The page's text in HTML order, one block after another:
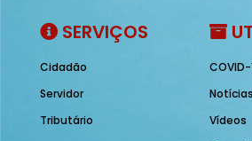
SERVIÇOS
Cidadão
Servidor
Tributário
COVID-
Notícias
Vídeos